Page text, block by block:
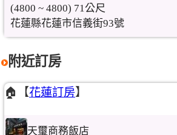
(4800 ~ 4800) 71公尺
花蓮縣花蓮市信義街93號
附近訂房
🏠【花蓮訂房】
天璽商務飯店